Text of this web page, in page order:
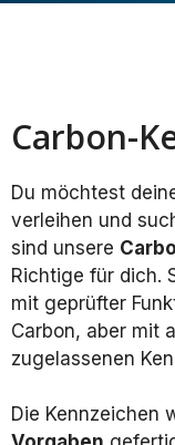
Carbon-
Du möchtest
verleihen und
sind unsere
Richtige für dich.
mit geprüfter
Carbon, aber mit
zugelassenen
Die Kennzeichen